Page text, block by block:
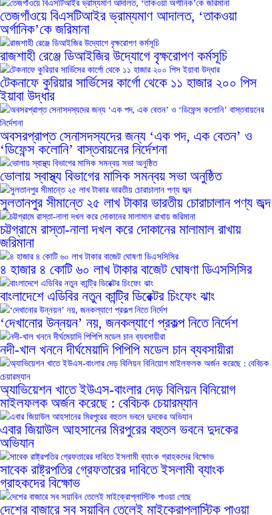
তেজগাঁওয়ে বিএসটিআইর ভ্রাম্যমাণ আদালত, ‘তাকওয়া
অর্গানিক’কে জরিমানা
রাজশাহী রেঞ্জে ডিআইজির উদ্যোগে বৃক্ষরোপণ কর্মসূচি
টেকনাফে কুরিয়ার সার্ভিসের কার্গো থেকে ১১ হাজার ২০০ পিস
ইয়াবা উদ্ধার
অবসরপ্রাপ্ত সেনাসদস্যদের জন্য ‘এক পদ, এক বেতন’ ও
‘ডিফেন্স কলোনি’ বাস্তবায়নের নির্দেশনা
ভোলায় স্বাস্থ্য বিভাগের মাসিক সমন্বয় সভা অনুষ্ঠিত
সুলতানপুর সীমান্তে ২৫ লাখ টাকার ভারতীয় চোরাচালান পণ্য জব্দ
চট্টগ্রামে রাস্তা-নালা দখল করে দোকানের মালামাল রাখায়
জরিমানা
৪ হাজার ৪ কোটি ৬০ লাখ টাকার বাজেট ঘোষণা ডিএসসিসির
বাংলাদেশে এডিবির নতুন কান্ট্রি ডিরেক্টর চিংফেং ঝাং
‘দেখানোর উন্নয়ন’ নয়, জনকল্যাণে প্রকল্প নিতে নির্দেশ
নদী-খাল খননে দীর্ঘমেয়াদি পিপিপি মডেল চান ব্যবসায়ীরা
অ্যাভিয়েশন খাতে ইউএস-বাংলার দেড় বিলিয়ন বিনিয়োগ
মাইলফলক অর্জন করেছে : বেবিচক চেয়ারম্যান
এবার জিয়াউল আহসানের মিরপুরের বহুতল ভবনে দুদকের
অভিযান
সাবেক রাষ্ট্রপতির গ্রেফতারের দাবিতে ইসলামী ব্যাংক
গ্রাহকদের বিক্ষোভ
দেশের বাজারে সব সয়াবিন তেলেই মাইক্রোপ্লাস্টিক পাওয়া